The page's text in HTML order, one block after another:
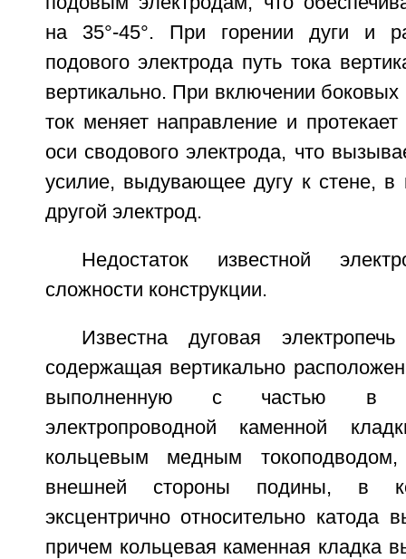
на 35°-45°. При горении дуги и
подового электрода путь тока
вертикально. При включении
ток меняет направление и
оси сводового электрода, что
усилие, выдувающее дугу к стене, в
другой электрод.
Недостаток известной
сложности конструкции.
Известна дуговая
содержащая вертикально
выполненную с частью в
электропроводной каменной
кольцевым медным
внешней стороны подины, в
эксцентрично относительно катода
причем кольцевая каменная кладка